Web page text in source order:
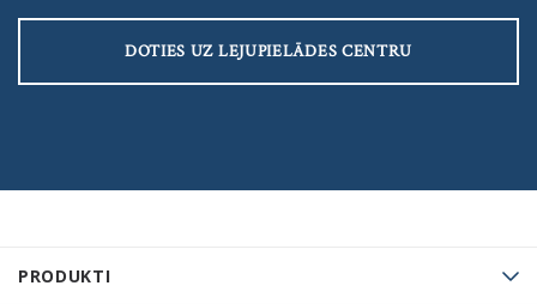
PRODUKTI
DOTIES UZ LEJUPIELĀDES CENTRU